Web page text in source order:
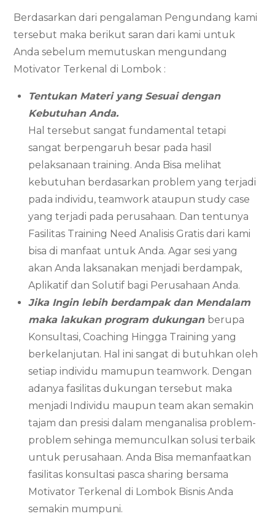
Berdasarkan dari pengalaman Pengundang kami
tersebut maka berikut saran dari kami untuk
Anda sebelum memutuskan mengundang
Motivator Terkenal di Lombok :
Tentukan Materi yang Sesuai dengan
Kebutuhan Anda.
Hal tersebut sangat fundamental tetapi
sangat berpengaruh besar pada hasil
pelaksanaan training. Anda Bisa melihat
kebutuhan berdasarkan problem yang terjadi
pada individu, teamwork ataupun study case
yang terjadi pada perusahaan. Dan tentunya
Fasilitas Training Need Analisis Gratis dari kami
bisa di manfaat untuk Anda. Agar sesi yang
akan Anda laksanakan menjadi berdampak,
Aplikatif dan Solutif bagi Perusahaan Anda.
Jika Ingin lebih berdampak dan Mendalam
maka lakukan program dukungan berupa
Konsultasi, Coaching Hingga Training yang
berkelanjutan. Hal ini sangat di butuhkan oleh
setiap individu mamupun teamwork. Dengan
adanya fasilitas dukungan tersebut maka
menjadi Individu maupun team akan semakin
tajam dan presisi dalam menganalisa problem-
problem sehinga memunculkan solusi terbaik
untuk perusahaan. Anda Bisa memanfaatkan
fasilitas konsultasi pasca sharing bersama
Motivator Terkenal di Lombok Bisnis Anda
semakin mumpuni.